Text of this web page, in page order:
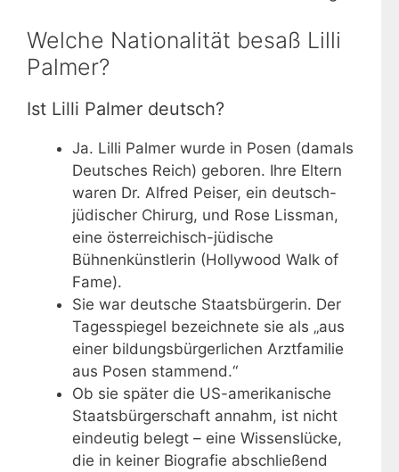
Welche Nationalität besaß Lilli
Palmer?
Ist Lilli Palmer deutsch?
Ja. Lilli Palmer wurde in Posen (damals
Deutsches Reich) geboren. Ihre Eltern
waren Dr. Alfred Peiser, ein deutsch-
jüdischer Chirurg, und Rose Lissman,
eine österreichisch-jüdische
Bühnenkünstlerin (Hollywood Walk of
Fame).
Sie war deutsche Staatsbürgerin. Der
Tagesspiegel bezeichnete sie als „aus
einer bildungsbürgerlichen Arztfamilie
aus Posen stammend.“
Ob sie später die US-amerikanische
Staatsbürgerschaft annahm, ist nicht
eindeutig belegt – eine Wissenslücke,
die in keiner Biografie abschließend